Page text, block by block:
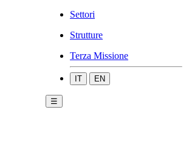
Settori
Strutture
Terza Missione
IT EN
☰